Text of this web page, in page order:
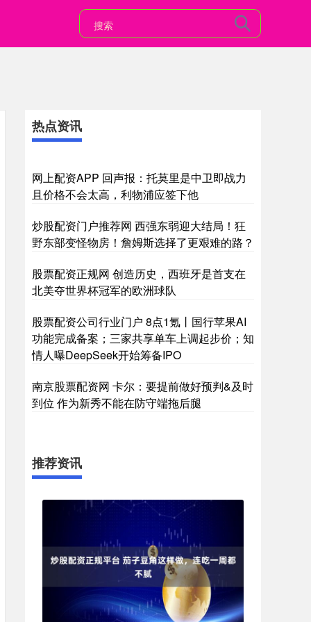
热点资讯
网上配资APP 回声报：托莫里是中卫即战力
且价格不会太高，利物浦应签下他
炒股配资门户推荐网 西强东弱迎大结局！狂
野东部变怪物房！詹姆斯选择了更艰难的路？
股票配资正规网 创造历史，西班牙是首支在
北美夺世界杯冠军的欧洲球队
股票配资公司行业门户 8点1氪丨国行苹果AI
功能完成备案；三家共享单车上调起步价；知
情人曝DeepSeek开始筹备IPO
南京股票配资网 卡尔：要提前做好预判&及时
到位 作为新秀不能在防守端拖后腿
推荐资讯